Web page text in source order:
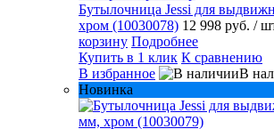
Бутылочница Jessi для
хром (10030078) 12 998 руб. /
корзину Подробнее
Купить в 1 клик К сравнению
В избранное
В
Новинка